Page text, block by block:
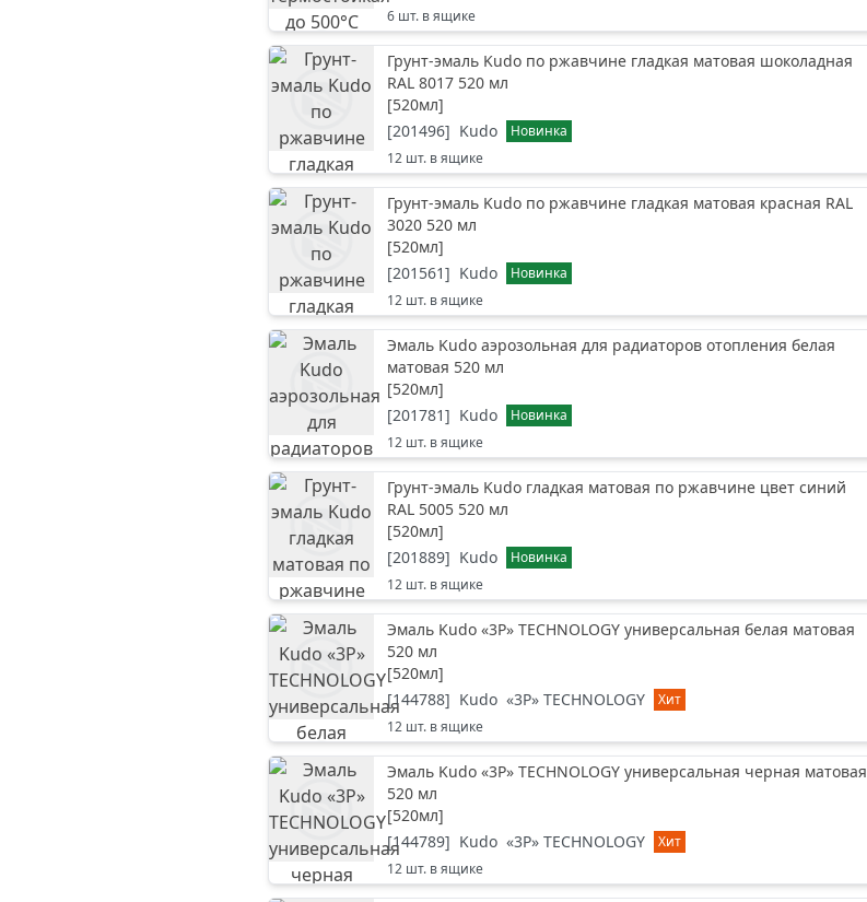
6 шт. в ящике
Грунт-эмаль Kudo по ржавчине гладкая матовая шоколадная
RAL 8017 520 мл
[520мл]
[201496] Kudo
Новинка
12 шт. в ящике
Грунт-эмаль Kudo по ржавчине гладкая матовая красная RAL
3020 520 мл
[520мл]
[201561] Kudo
Новинка
12 шт. в ящике
Эмаль Kudo аэрозольная для радиаторов отопления белая
матовая 520 мл
[520мл]
[201781] Kudo
Новинка
12 шт. в ящике
Грунт-эмаль Kudo гладкая матовая по ржавчине цвет синий
RAL 5005 520 мл
[520мл]
[201889] Kudo
Новинка
12 шт. в ящике
Эмаль Kudo «3P» TECHNOLOGY универсальная белая матовая
520 мл
[520мл]
[144788] Kudo «3P» TECHNOLOGY
Хит
12 шт. в ящике
Эмаль Kudo «3P» TECHNOLOGY универсальная черная матовая
520 мл
[520мл]
[144789] Kudo «3P» TECHNOLOGY
Хит
12 шт. в ящике